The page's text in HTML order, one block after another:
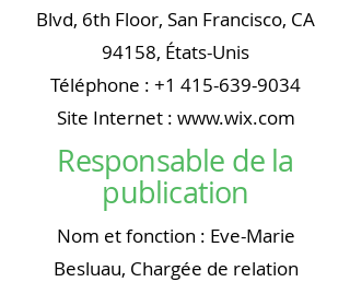
Blvd, 6th Floor, San Francisco, CA
94158, États-Unis
Téléphone : +1 415-639-9034
Site Internet : www.wix.com
Responsable de la
publication
Nom et fonction : Eve-Marie
Besluau, Chargée de relation